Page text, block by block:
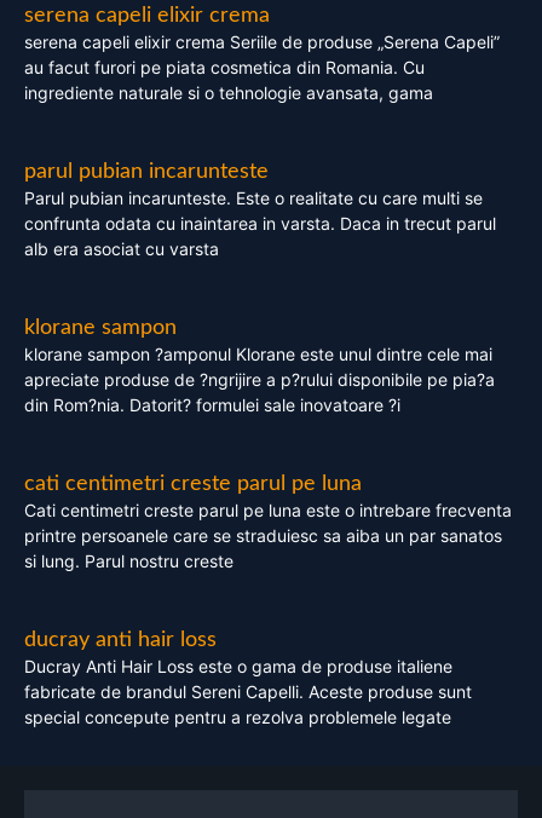
serena capeli elixir crema
serena capeli elixir crema Seriile de produse „Serena Capeli”
au facut furori pe piata cosmetica din Romania. Cu
ingrediente naturale si o tehnologie avansata, gama
parul pubian incarunteste
Parul pubian incarunteste. Este o realitate cu care multi se
confrunta odata cu inaintarea in varsta. Daca in trecut parul
alb era asociat cu varsta
klorane sampon
klorane sampon ?amponul Klorane este unul dintre cele mai
apreciate produse de ?ngrijire a p?rului disponibile pe pia?a
din Rom?nia. Datorit? formulei sale inovatoare ?i
cati centimetri creste parul pe luna
Cati centimetri creste parul pe luna este o intrebare frecventa
printre persoanele care se straduiesc sa aiba un par sanatos
si lung. Parul nostru creste
ducray anti hair loss
Ducray Anti Hair Loss este o gama de produse italiene
fabricate de brandul Sereni Capelli. Aceste produse sunt
special concepute pentru a rezolva problemele legate